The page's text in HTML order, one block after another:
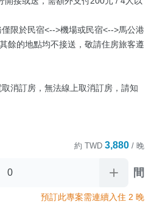
限於民宿<-->機場或民宿<-->馬公港
餘的地點均不接送，敬請住房旅客遵
消訂房，無法線上取消訂房，請知
約 TWD 3,880 / 晚
間
預訂此專案需連續入住 2 晚